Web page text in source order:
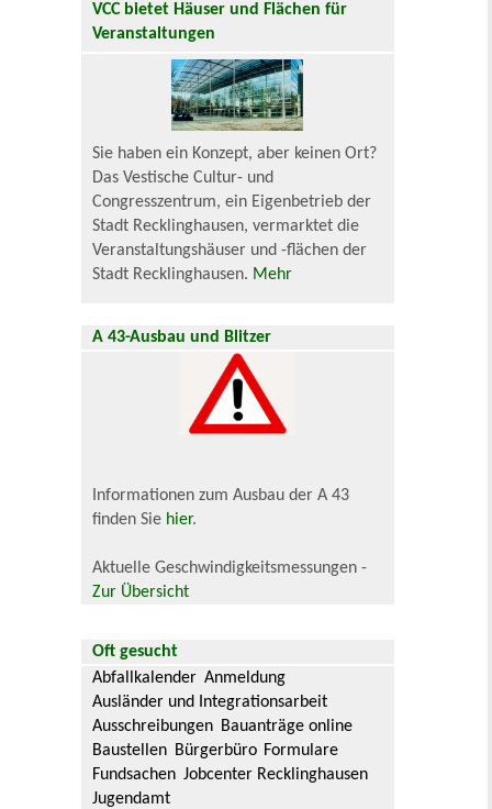
VCC bietet Häuser und Flächen für
Veranstaltungen
Sie haben ein Konzept, aber keinen Ort?
Das Vestische Cultur- und
Congresszentrum, ein Eigenbetrieb der
Stadt Recklinghausen, vermarktet die
Veranstaltungshäuser und -flächen der
Stadt Recklinghausen. Mehr
A 43-Ausbau und Blitzer
Informationen zum Ausbau der A 43
finden Sie hier.
Aktuelle Geschwindigkeitsmessungen -
Zur Übersicht
Oft gesucht
Abfallkalender Anmeldung
Ausländer und Integrationsarbeit
Ausschreibungen Bauanträge online
Baustellen Bürgerbüro Formulare
Fundsachen Jobcenter Recklinghausen
Jugendamt